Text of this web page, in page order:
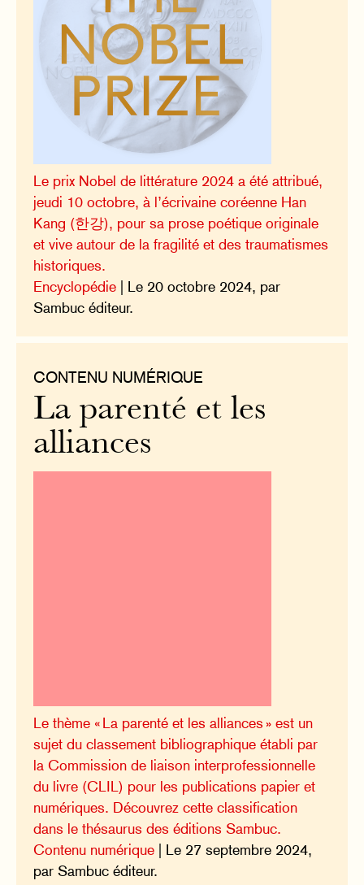
Le prix Nobel de littérature 2024 a été attribué,
jeudi 10 octobre, à l’écrivaine coréenne Han
Kang (한강), pour sa prose poétique originale
et vive autour de la fragilité et des traumatismes
historiques.
Encyclopédie | Le 20 octobre 2024, par
Sambuc éditeur.
CONTENU NUMÉRIQUE
La parenté et les
alliances
Le thème « La parenté et les alliances » est un
sujet du classement bibliographique établi par
la Commission de liaison interprofessionnelle
du livre (CLIL) pour les publications papier et
numériques. Découvrez cette classification
dans le thésaurus des éditions Sambuc.
Contenu numérique | Le 27 septembre 2024,
par Sambuc éditeur.